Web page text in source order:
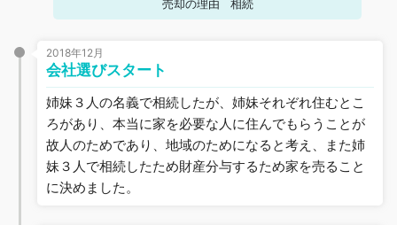
売却の理由 相続
2018年12月
会社選びスタート
姉妹３人の名義で相続したが、姉妹それぞれ住むとこ
ろがあり、本当に家を必要な人に住んでもらうことが
故人のためであり、地域のためになると考え、また姉
妹３人で相続したため財産分与するため家を売ること
に決めました。